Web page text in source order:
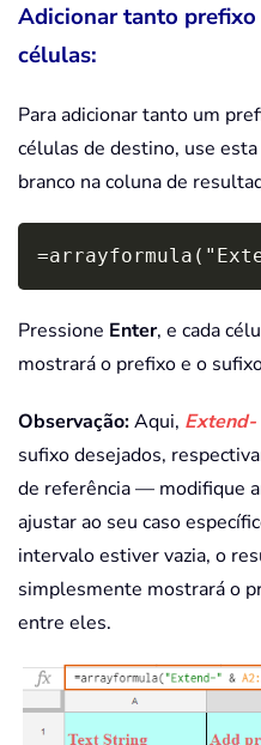
Adicionar tanto
células:
Para adicionar tanto um
células de destino, use
branco na coluna de
Pressione Enter, e cada
mostrará o prefixo e o
Observação:Aqui, Extend-
sufixo desejados,
de referência — modifique
ajustar ao seu caso
intervalo estiver vazia, o
simplesmente mostrará o
entre eles.